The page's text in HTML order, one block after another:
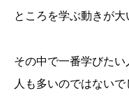
ところを学ぶ動きが大
その中で一番学びた
人も多いのではないで